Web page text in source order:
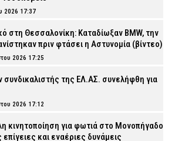
2026 17:37
στη Θεσσαλονίκη: Καταδίωξαν BMW, την
πριν φτάσει η Αστυνομία (βίντεο)
2026 17:25
της ΕΛ.ΑΣ. συνελήφθη για
2026 17:12
κινητοποίηση για φωτιά στο Μονοπήγαδο
επίγειες και εναέριες δυνάμεις